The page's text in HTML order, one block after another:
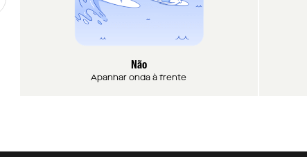
Não
Apanhar onda à frente